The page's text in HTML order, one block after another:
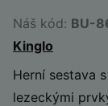
Náš kód: BU-
Kinglo
Herní sestava
lezeckými